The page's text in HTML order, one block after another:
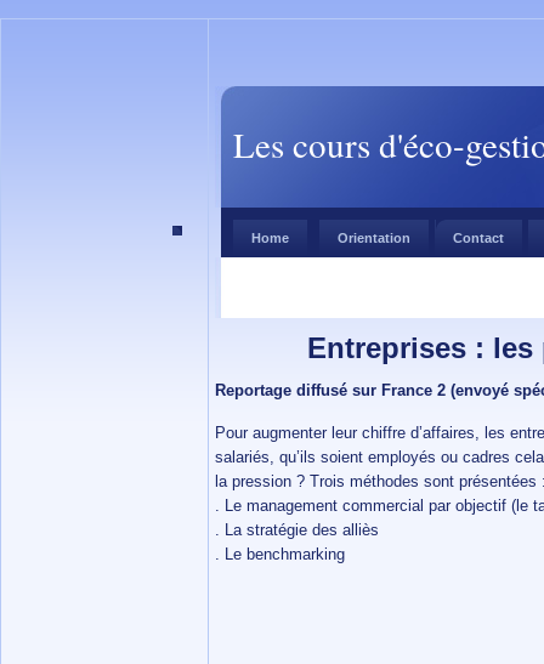
Les cours d'éco-
Home Orientation Contact
Entreprises :
Reportage diffusé sur France 2 (envoyé
Pour augmenter leur chiffre d’affaires, les
salariés, qu’ils soient employés ou cadres
la pression ? Trois méthodes sont présentées
. Le management commercial par objectif (le
. La stratégie des alliès
. Le benchmarking